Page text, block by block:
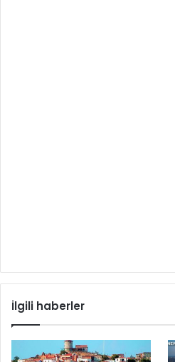
İlgili haberler